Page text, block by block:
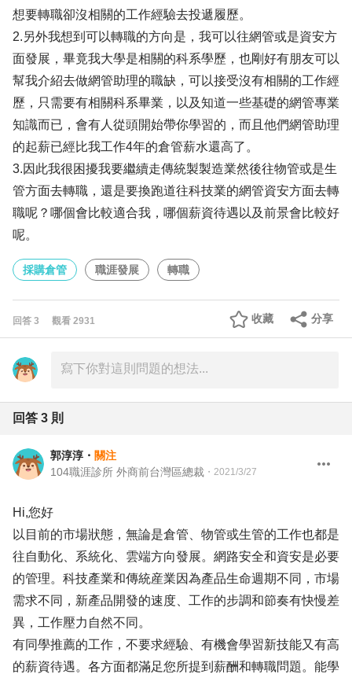
想要轉職卻沒相關的工作經驗去投遞履歷。
2.另外我想到可以轉職的方向是，我可以往網管或是資安方
面發展，畢竟我大學是相關的科系學歷，也剛好有朋友可以
幫我介紹去做網管助理的職缺，可以接受沒有相關的工作經
歷，只需要有相關科系畢業，以及知道一些基礎的網管專業
知識而已，會有人從頭開始帶你學習的，而且他們網管助理
的起薪已經比我工作4年的倉管薪水還高了。
3.因此我很困擾我要繼續走傳統製製造業然後往物管或是生
管方面去轉職，還是要換跑道往科技業的網管資安方面去轉
職呢？哪個會比較適合我，哪個薪資待遇以及前景會比較好
呢。
採購倉管 職涯發展 轉職
回答 3 觀看 2931 分享
收藏
回答 3 則
郭淳淳 ・ 關注
104職涯診所 外商前台灣區總裁 ・ 2021/3/27
Hi,您好
以目前的市場狀態，無論是倉管、物管或生管的工作也都是
往自動化、系統化、雲端方向發展。網路安全和資安是必要
的管理。科技產業和傳統産業因為產品生命週期不同，市場
需求不同，新產品開發的速度、工作的步調和節奏有快慢差
異，工作壓力自然不同。
有同學推薦的工作，不要求經驗、有機會學習新技能又有高
的薪資待遇。各方面都滿足您所提到薪酬和轉職問題。能學